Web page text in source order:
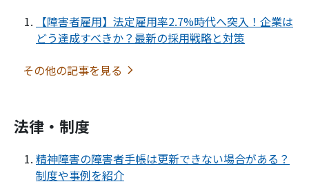
【障害者雇用】法定雇用率2.7%時代へ突入！企業は
どう達成すべきか？最新の採用戦略と対策
その他の記事を見る
法律・制度
精神障害の障害者手帳は更新できない場合がある？
制度や事例を紹介